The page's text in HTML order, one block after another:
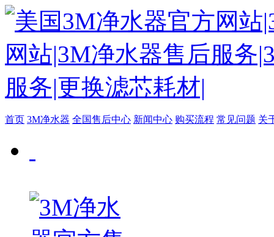
首页 3M净水器 全国售后中心 新闻中心 购买流程 常见问题 关